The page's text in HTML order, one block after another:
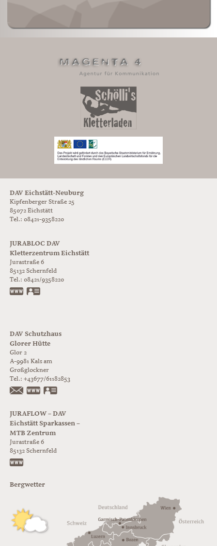
DAV Eichstätt-Neuburg
Kipfenberger Straße 25
85072 Eichstätt
Tel.: 08421-9358220
JURABLOC DAV
Kletterzentrum Eichstätt
Jurastraße 6
85132 Schernfeld
Tel.: 08421/9358220
www.jurabloc.de
DAV Schutzhaus
Glorer Hütte
Glor 2
A-9981 Kals am
Großglockner
Tel.: +43677/61182853
https://www.glorer-huette.at/
JURAFLOW – DAV
Eichstätt Sparkassen –
MTB Zentrum
Jurastraße 6
85132 Schernfeld
Bergwetter